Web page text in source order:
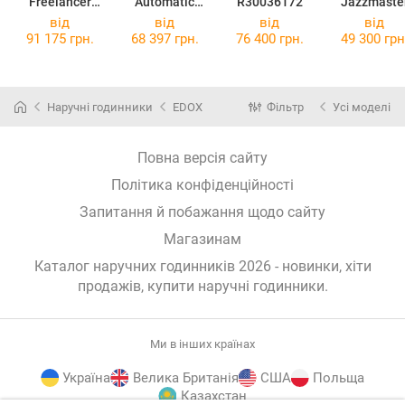
2771-ST-50051
R48903253
Open
від
91 175 грн.
від
68 397 грн.
від
76 400 грн.
від
49 300
Наручні годинники EDOX Фільтр Усі моделі
Повна версія сайту
Політика конфіденційності
Запитання й побажання щодо сайту
Магазинам
Каталог наручних годинників 2026 - новинки, хіти
продажів, купити наручні годинники.
Ми в інших країнах
Україна Велика Британія США
Польща
Казахстан